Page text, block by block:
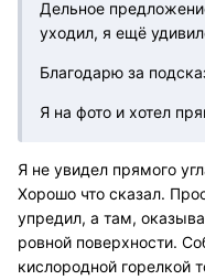
Дельное
уходил, я ещё
Благодарю за
Я на фото и хотел
Я не увидел прямого
Хорошо что сказал.
упредил, а там,
ровной поверхности.
кислородной горелкой